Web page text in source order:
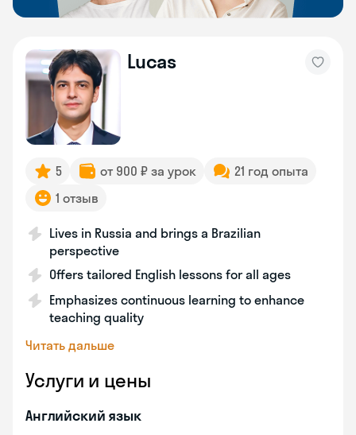
Lucas
5 от 900 ₽ за урок
21 год опыта
1 отзыв
Lives in Russia and brings a Brazilian
perspective
Offers tailored English lessons for all ages
Emphasizes continuous learning to enhance
teaching quality
Читать дальше
Услуги и цены
Английский язык